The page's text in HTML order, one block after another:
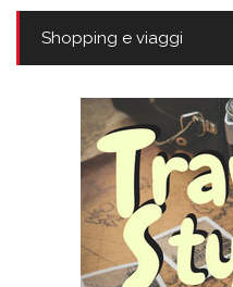
Shopping e viaggi